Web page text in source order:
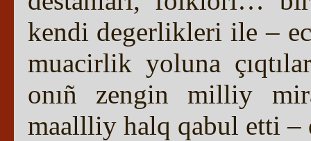
kendi degerlikleri ile –
muacirlik yoluna
onıñ zengin milliy
maallliy halq qabul etti